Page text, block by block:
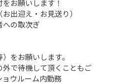
お願いします！
出迎え・お見送り）
への取次ぎ
をお願いします。
で待機して頂くこともご
ウルーム内勤務